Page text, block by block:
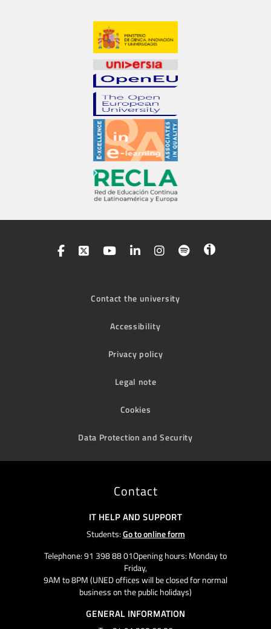
Contact the university
Accessibility
Privacy policy
Legal note
Cookies
Data Protection and Security
Contact
IT HELP AND SUPPORT
Students:Go to online form
Telephone: 91 398 88 01Opening hours: Monday to
Friday,
9AM to 8PM (UNED offices will be closed for normal
business on the public holidays)
GENERAL INFORMATION